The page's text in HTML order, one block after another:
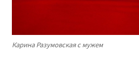
Карина Разумовская с мужем